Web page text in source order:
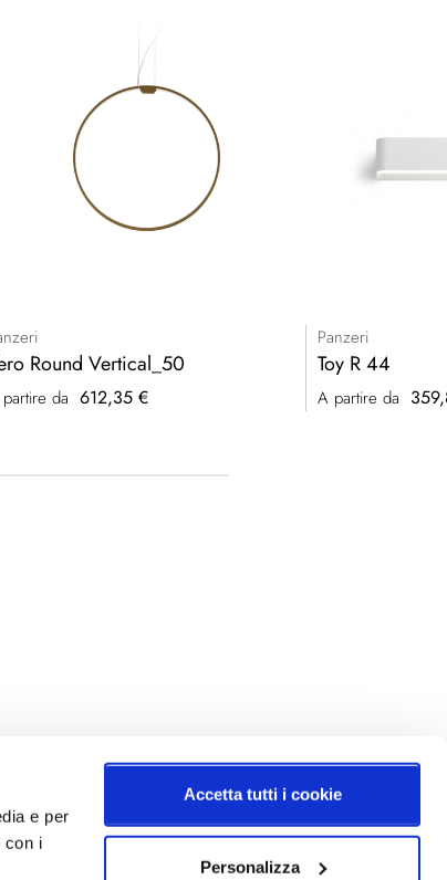
e per
con i
Accetta tutti i cookie
Personalizza
Round Vertical_50
da 612,35 €
Panzeri
Toy R 44
A partire da